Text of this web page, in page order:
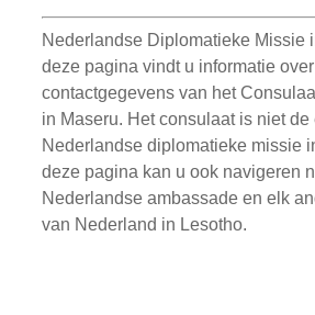
Nederlandse Diplomatieke Missie
deze pagina vindt u informatie
contactgegevens van het
in Maseru. Het consulaat is niet de
Nederlandse diplomatieke missie
deze pagina kan u ook navigeren
Nederlandse ambassade en elk
van Nederland in Lesotho.